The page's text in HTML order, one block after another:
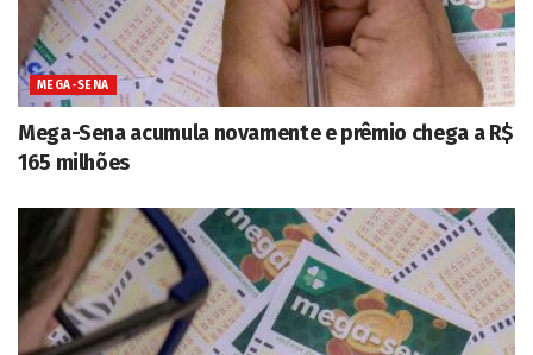
MEGA-SENA
Mega-Sena acumula novamente e prêmio chega a R$
165 milhões